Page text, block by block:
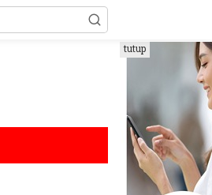
tutup